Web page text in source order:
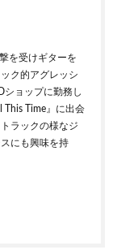
を受けギターを
ク的アグレッシ
ショップに勤務し
This Time』に出会
ラックの様なジ
にも興味を持